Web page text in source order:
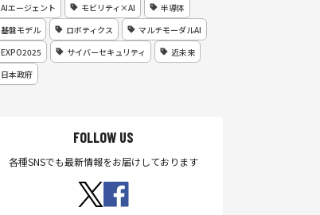
AIエージェント モビリティ×AI
半導体
基盤モデル
ロボティクス
マルチモーダルAI
EXPO2025
サイバーセキュリティ
近未来
日本政府
FOLLOW US
各種SNSでも最新情報をお届けしております